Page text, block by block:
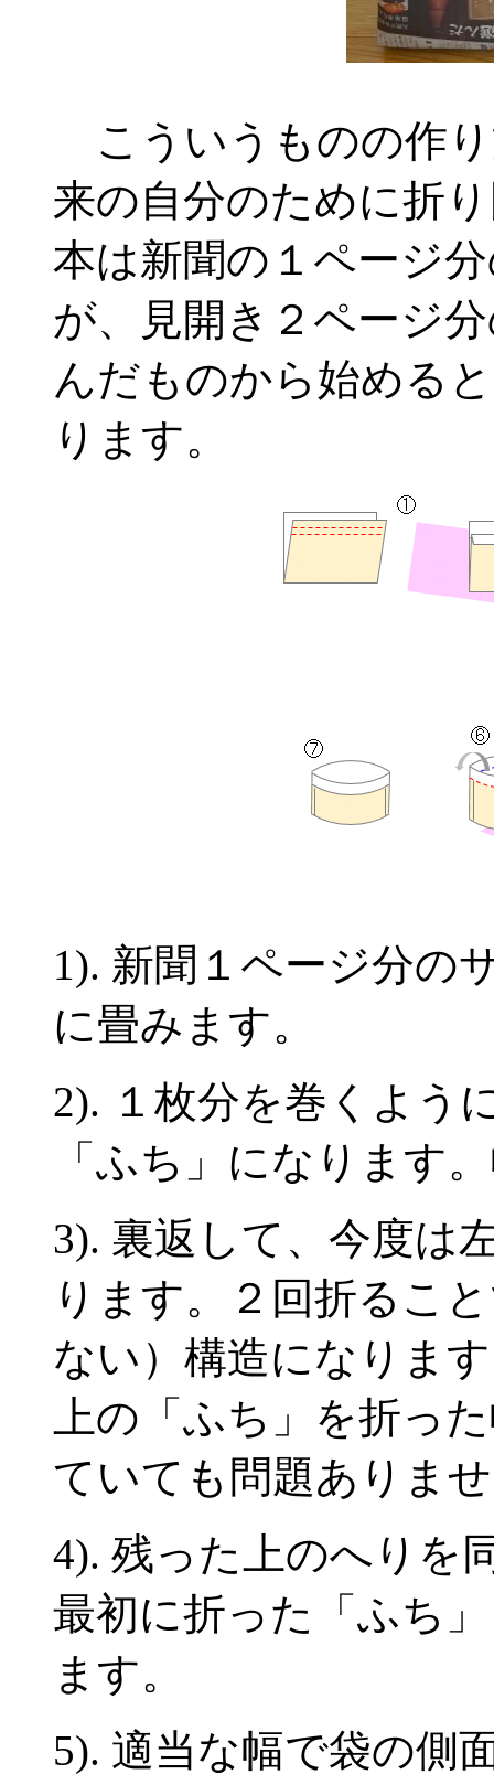
こういうものの作
来の自分のために折
本は新聞の１ページ
が、見開き２ページ
んだものから始める
ります。
1). 新聞１ページ分の
に畳みます。
2). １枚分を巻くよう
「ふち」になります
3). 裏返して、今度は
ります。２回折るこ
ない）構造になりま
上の「ふち」を折っ
ていても問題ありま
4). 残った上のへりを
最初に折った「ふち
ます。
5). 適当な幅で袋の側